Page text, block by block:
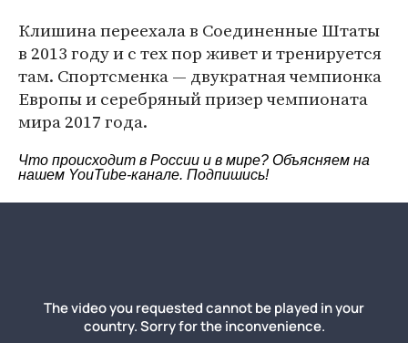
Клишина переехала в Соединенные Штаты
в 2013 году и с тех пор живет и тренируется
там. Спортсменка — двукратная чемпионка
Европы и серебряный призер чемпионата
мира 2017 года.
Что происходит в России и в мире? Объясняем на
нашем YouTube-канале. Подпишись!